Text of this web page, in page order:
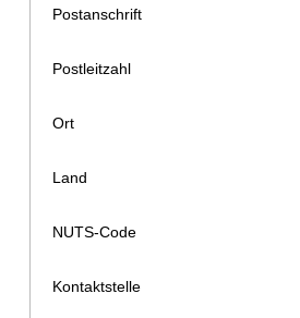
Postanschrift
Postleitzahl
Ort
Land
NUTS-Code
Kontaktstelle